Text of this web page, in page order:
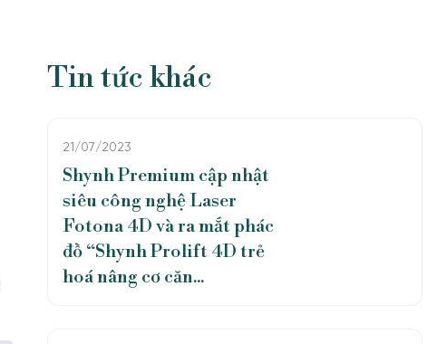
Tin tức khác
21/07/2023
Shynh Premium cập nhật
siêu công nghệ Laser
Fotona 4D và ra mắt phác
đồ “Shynh Prolift 4D trẻ
hoá nâng cơ căn...